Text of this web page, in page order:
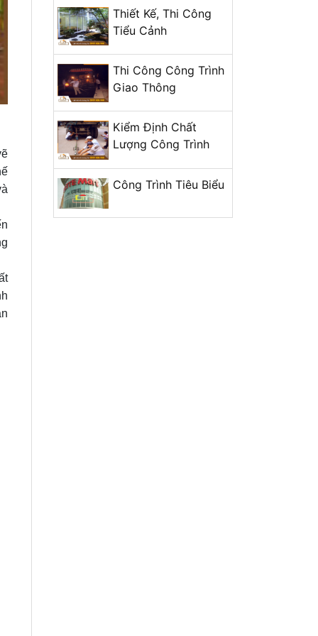
Thiết Kế, Thi Công
Tiểu Cảnh
Thi Công Công Trình
Giao Thông
Kiểm Định Chất
Lượng Công Trình
Công Trình Tiêu Biểu